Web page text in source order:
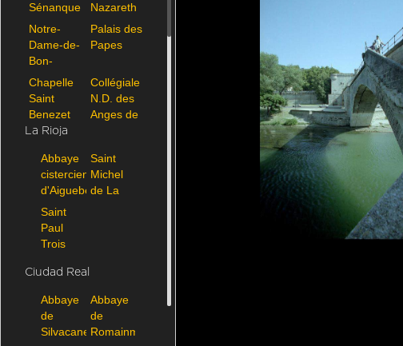
Sénanque
Nazareth
de Vaison
la
Romaine
Notre-
Dame-de-
Bon-
Repos de
Montfavet
Palais des
Papes
Chapelle
Saint
Benezet
d'Avignon
Collégiale
N.D. des
Anges de
La Rioja
Abbaye
cistercienne
d'Aiguebelle
Saint
Michel
de La
Saint
Paul
Trois
Ciudad Real
Abbaye
de
Silvacane
Abbaye
de
Romainmotier